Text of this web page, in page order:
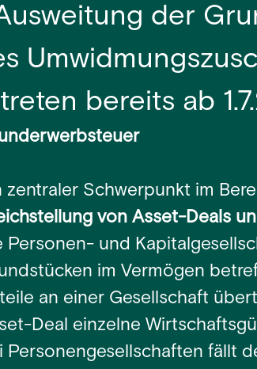
der
bereits ab
zentraler Schwerpunkt im
von Asset-Deals
Personen- und
im Vermögen
an einer Gesellschaft
Deal einzelne
Personengesellschaften fällt